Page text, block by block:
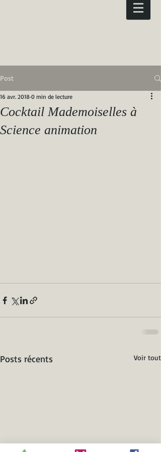
Post
Cocktail Mademoiselles à
Science animation
16 avr. 2018 0 min de lecture
Posts récents Voir tout